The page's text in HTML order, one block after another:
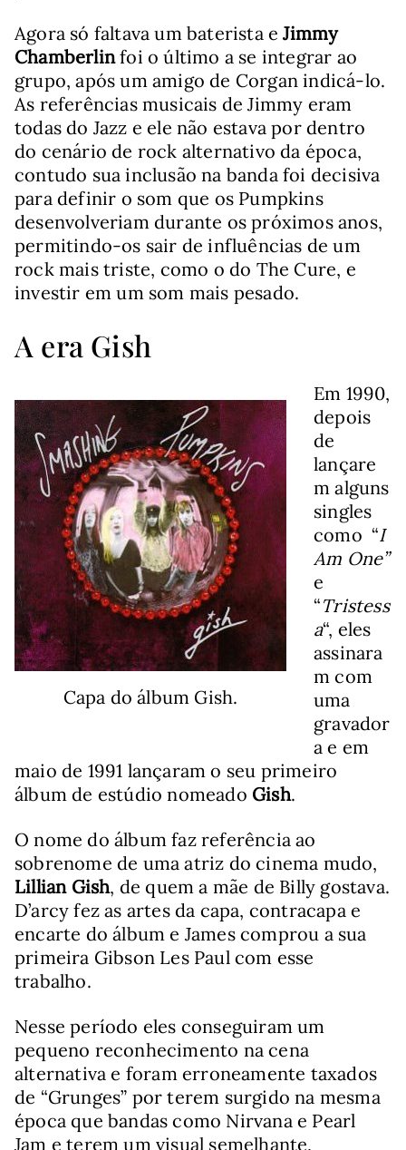
Agora só faltava um baterista eJimmy
Chamberlinfoi o último a se integrar ao
grupo, após um amigo de Corgan indicá-lo.
As referências musicais de Jimmy eram
todas do Jazz e ele não estava por dentro
do cenário de rock alternativo da época,
contudo sua inclusão na banda foi decisiva
para definir o som que os Pumpkins
desenvolveriam durante os próximos anos,
permitindo-os sair de influências de um
rock mais triste, como o do The Cure, e
investir em um som mais pesado.
A era Gish
Capa do álbum Gish.
Em 1990,
depois
de
lançare
m alguns
singles
como “I
Am One”
e
“Tristess
a“, eles
assinara
m com
uma
gravador
a e em
maio de 1991 lançaram o seu primeiro
álbum de estúdio nomeado Gish.
O nome do álbum faz referência ao
sobrenome de uma atriz do cinema mudo,
Lillian Gish, de quem a mãe de Billy gostava.
D’arcy fez as artes da capa, contracapa e
encarte do álbum e James comprou a sua
primeira Gibson Les Paul com esse
trabalho.
Nesse período eles conseguiram um
pequeno reconhecimento na cena
alternativa e foram erroneamente taxados
de “Grunges” por terem surgido na mesma
época que bandas como Nirvana e Pearl
Jam e terem um visual semelhante,